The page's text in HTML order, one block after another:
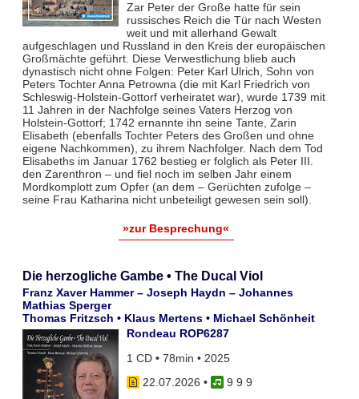
Zar Peter der Große hatte für sein
russisches Reich die Tür nach Westen
weit und mit allerhand Gewalt
aufgeschlagen und Russland in den Kreis der europäischen
Großmächte geführt. Diese Verwestlichung blieb auch
dynastisch nicht ohne Folgen: Peter Karl Ulrich, Sohn von
Peters Tochter Anna Petrowna (die mit Karl Friedrich von
Schleswig-Holstein-Gottorf verheiratet war), wurde 1739 mit
11 Jahren in der Nachfolge seines Vaters Herzog von
Holstein-Gottorf; 1742 ernannte ihn seine Tante, Zarin
Elisabeth (ebenfalls Tochter Peters des Großen und ohne
eigene Nachkommen), zu ihrem Nachfolger. Nach dem Tod
Elisabeths im Januar 1762 bestieg er folglich als Peter III.
den Zarenthron – und fiel noch im selben Jahr einem
Mordkomplott zum Opfer (an dem – Gerüchten zufolge –
seine Frau Katharina nicht unbeteiligt gewesen sein soll).
»zur Besprechung«
Die herzogliche Gambe • The Ducal Viol
Franz Xaver Hammer – Joseph Haydn – Johannes
Mathias Sperger
Thomas Fritzsch • Klaus Mertens • Michael Schönheit
Rondeau ROP6287
1 CD • 78min • 2025
22.07.2026 •
9 9 9